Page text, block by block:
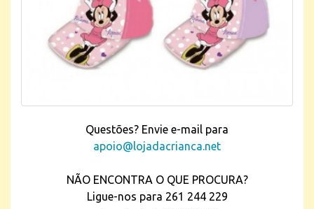
Questões? Envie e-mail para
apoio@lojadacrianca.net
NÃO ENCONTRA O QUE PROCURA?
Ligue-nos para 261 244 229